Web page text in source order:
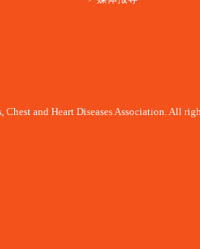
and Heart Diseases Association. All